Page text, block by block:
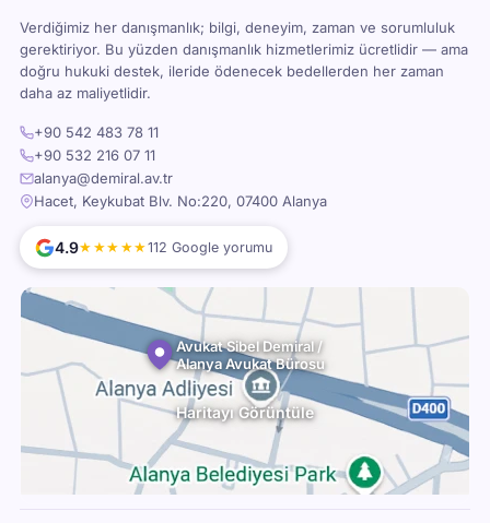
Verdiğimiz her danışmanlık; bilgi, deneyim, zaman ve sorumluluk
gerektiriyor. Bu yüzden danışmanlık hizmetlerimiz ücretlidir — ama
doğru hukuki destek, ileride ödenecek bedellerden her zaman
daha az maliyetlidir.
+90 542 483 78 11
+90 532 216 07 11
alanya@demiral.av.tr
Hacet, Keykubat Blv. No:220, 07400 Alanya
4.9★★★★★112 Google yorumu
Avukat Sibel Demiral /
Alanya Avukat Bürosu
Haritayı Görüntüle